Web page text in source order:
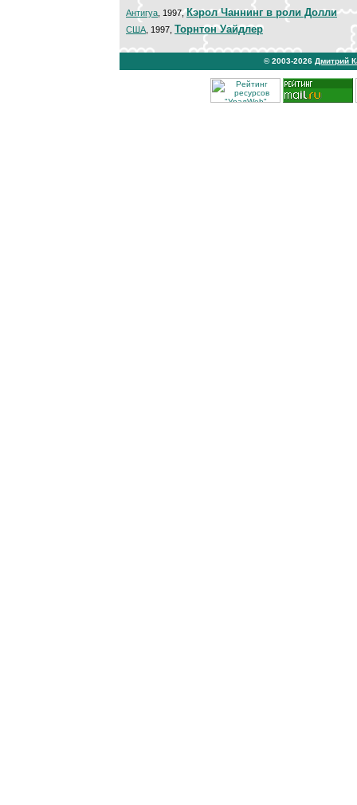
Антигуа , 1997,Кэрол Чаннинг в роли Долли
США , 1997, Торнтон Уайдлер
© 2003-2026 Дмитрий